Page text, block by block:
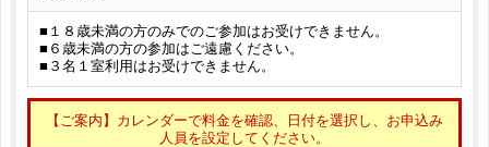
■１８歳未満の方のみでのご参加はお受けできません。
■６歳未満の方の参加はご遠慮ください。
■３名１室利用はお受けできません。
【ご案内】カレンダーで料金を確認、日付を選択し、お申込み
人員を設定してください。